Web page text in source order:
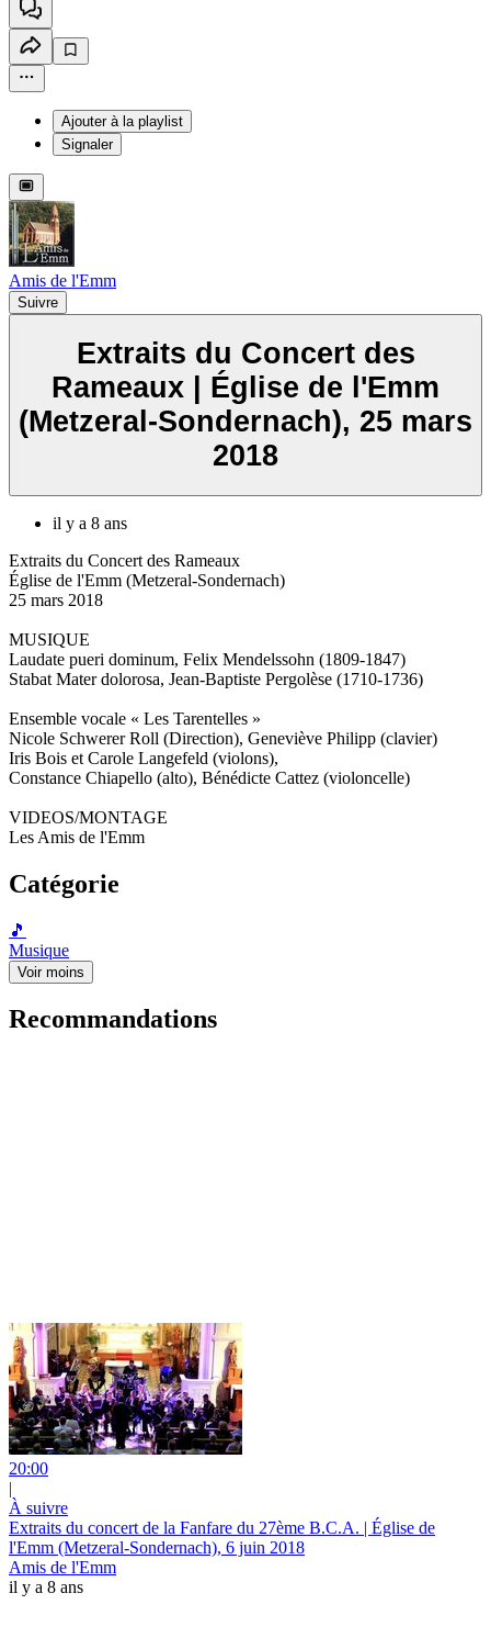
Ajouter à la playlist
Signaler
Amis de l'Emm
Suivre
Extraits du Concert des
Rameaux | Église de l'Emm
(Metzeral-Sondernach), 25 mars
2018
il y a 8 ans
Extraits du Concert des Rameaux
Église de l'Emm (Metzeral-Sondernach)
25 mars 2018
MUSIQUE
Laudate pueri dominum, Felix Mendelssohn (1809-1847)
Stabat Mater dolorosa, Jean-Baptiste Pergolèse (1710-1736)
Ensemble vocale « Les Tarentelles »
Nicole Schwerer Roll (Direction), Geneviève Philipp (clavier)
Iris Bois et Carole Langefeld (violons),
Constance Chiapello (alto), Bénédicte Cattez (violoncelle)
VIDEOS/MONTAGE
Les Amis de l'Emm
Catégorie
🎵
Musique
Voir moins
Recommandations
20:00
|
À suivre
Extraits du concert de la Fanfare du 27ème B.C.A. | Église de
l'Emm (Metzeral-Sondernach), 6 juin 2018
Amis de l'Emm
il y a 8 ans